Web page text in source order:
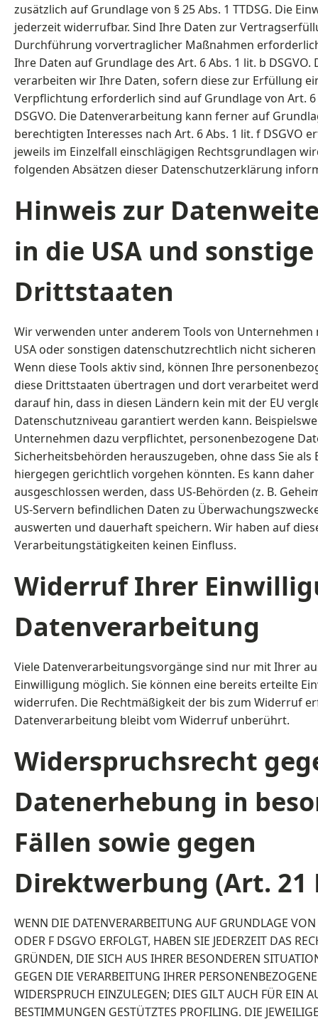
zusätzlich auf Grundlage von § 25 Abs. 1 TTDSG. Die
jederzeit widerrufbar. Sind Ihre Daten zur
Durchführung vorvertraglicher Maßnahmen
Ihre Daten auf Grundlage des Art. 6 Abs. 1 lit. b DSGVO.
verarbeiten wir Ihre Daten, sofern diese zur Erfüllung
Verpflichtung erforderlich sind auf Grundlage von Art. 6
DSGVO. Die Datenverarbeitung kann ferner auf
berechtigten Interesses nach Art. 6 Abs. 1 lit. f DSGVO
jeweils im Einzelfall einschlägigen Rechtsgrundlagen
folgenden Absätzen dieser Datenschutzerklärung
Hinweis zur
in die USA und sonstige
Drittstaaten
Wir verwenden unter anderem Tools von Unternehmen
USA oder sonstigen datenschutzrechtlich nicht
Wenn diese Tools aktiv sind, können Ihre
diese Drittstaaten übertragen und dort verarbeitet
darauf hin, dass in diesen Ländern kein mit der EU
Datenschutzniveau garantiert werden kann.
Unternehmen dazu verpflichtet, personenbezogene
Sicherheitsbehörden herauszugeben, ohne dass Sie als
hiergegen gerichtlich vorgehen könnten. Es kann
ausgeschlossen werden, dass US-Behörden (z. B.
US-Servern befindlichen Daten zu
auswerten und dauerhaft speichern. Wir haben auf
Verarbeitungstätigkeiten keinen Einfluss.
Widerruf Ihrer
Datenverarbeitung
Viele Datenverarbeitungsvorgänge sind nur mit Ihrer
Einwilligung möglich. Sie können eine bereits erteilte
widerrufen. Die Rechtmäßigkeit der bis zum Widerruf
Datenverarbeitung bleibt vom Widerruf unberührt.
Widerspruchsrecht
Datenerhebung in
Fällen sowie gegen
Direktwerbung (Art. 21
WENN DIE DATENVERARBEITUNG AUF GRUNDLAGE VON
ODER F DSGVO ERFOLGT, HABEN SIE JEDERZEIT DAS
GRÜNDEN, DIE SICH AUS IHRER BESONDEREN
GEGEN DIE VERARBEITUNG IHRER
WIDERSPRUCH EINZULEGEN; DIES GILT AUCH FÜR EIN
BESTIMMUNGEN GESTÜTZTES PROFILING. DIE